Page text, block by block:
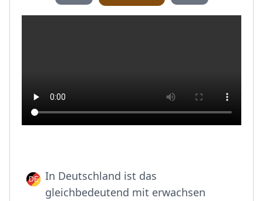
In Deutschland ist das
gleichbedeutend mit erwachsen